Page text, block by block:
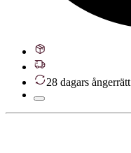
28 dagars ångerrätt